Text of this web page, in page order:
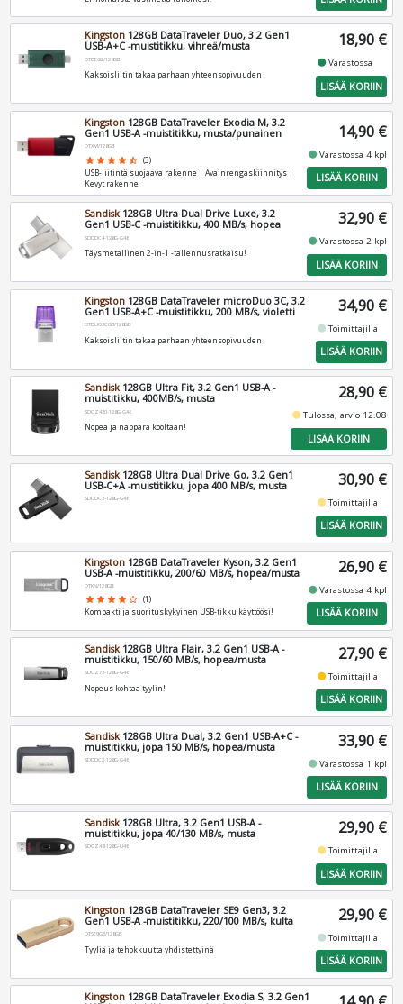
Kingston 128GB DataTraveler Duo, 3.2 Gen1
USB-A+C -muistitikku, vihreä/musta
DTDEG2/128GB
Kaksoisliitin takaa parhaan yhteensopivuuden
18,90 €
fiber_manual_recordVarastossa
LISÄÄ KORIIN
Kingston 128GB DataTraveler Exodia M, 3.2
Gen1 USB-A -muistitikku, musta/punainen
DTXM/128GB
star star star star star_half (3)
USB-liitintä suojaava rakenne | Avainrengaskiinnitys |
Kevyt rakenne
14,90 €
fiber_manual_recordVarastossa 4 kpl
LISÄÄ KORIIN
Sandisk128GB Ultra Dual Drive Luxe, 3.2
Gen1 USB-C -muistitikku, 400 MB/s, hopea
SDDDC4-128G-G46
Täysmetallinen 2-in-1 -tallennusratkaisu!
32,90 €
fiber_manual_recordVarastossa 2 kpl
LISÄÄ KORIIN
Kingston 128GB DataTraveler microDuo 3C, 3.2
Gen1 USB-A+C -muistitikku, 200 MB/s, violetti
DTDUO3CG3/128GB
Kaksoisliitin takaa parhaan yhteensopivuuden
34,90 €
fiber_manual_recordToimittajilla
LISÄÄ KORIIN
Sandisk128GB Ultra Fit, 3.2 Gen1 USB-A -
muistitikku, 400MB/s, musta
SDCZ430-128G-G46
Nopea ja näppärä kooltaan!
28,90 €
fiber_manual_recordTulossa, arvio 12.08
LISÄÄ KORIIN
Sandisk128GB Ultra Dual Drive Go, 3.2 Gen1
USB-C+A -muistitikku, jopa 400 MB/s, musta
SDDDC3-128G-G46
30,90 €
fiber_manual_recordToimittajilla
LISÄÄ KORIIN
Kingston 128GB DataTraveler Kyson, 3.2 Gen1
USB-A -muistitikku, 200/60 MB/s, hopea/musta
DTKN/128GB
star star star star star_border (1)
Kompakti ja suorituskykyinen USB-tikku käyttöösi!
26,90 €
fiber_manual_recordVarastossa 4 kpl
LISÄÄ KORIIN
Sandisk128GB Ultra Flair, 3.2 Gen1 USB-A -
muistitikku, 150/60 MB/s, hopea/musta
SDCZ73-128G-G46
Nopeus kohtaa tyylin!
27,90 €
fiber_manual_recordToimittajilla
LISÄÄ KORIIN
Sandisk 128GB Ultra Dual, 3.2 Gen1 USB-A+C -
muistitikku, jopa 150 MB/s, hopea/musta
SDDDC2-128G-G46
33,90 €
fiber_manual_recordVarastossa 1 kpl
LISÄÄ KORIIN
Sandisk128GB Ultra, 3.2 Gen1 USB-A -
muistitikku, jopa 40/130 MB/s, musta
SDCZ48-128G-U46
29,90 €
fiber_manual_recordToimittajilla
LISÄÄ KORIIN
Kingston 128GB DataTraveler SE9 Gen3, 3.2
Gen1 USB-A -muistitikku, 220/100 MB/s, kulta
DTSE9G3/128GB
Tyyliä ja tehokkuutta yhdistettyinä
29,90 €
fiber_manual_recordToimittajilla
LISÄÄ KORIIN
Kingston 128GB DataTraveler Exodia S, 3.2 Gen1